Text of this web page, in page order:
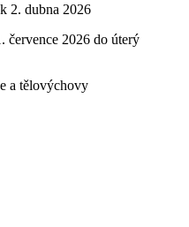
2. dubna 2026
července 2026 do úterý
a tělovýchovy